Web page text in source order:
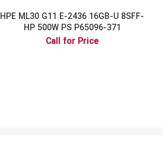
HPE ML30 G11 E-2436 16GB-U 8SFF-
HP 500W PS P65096-371
Call for Price